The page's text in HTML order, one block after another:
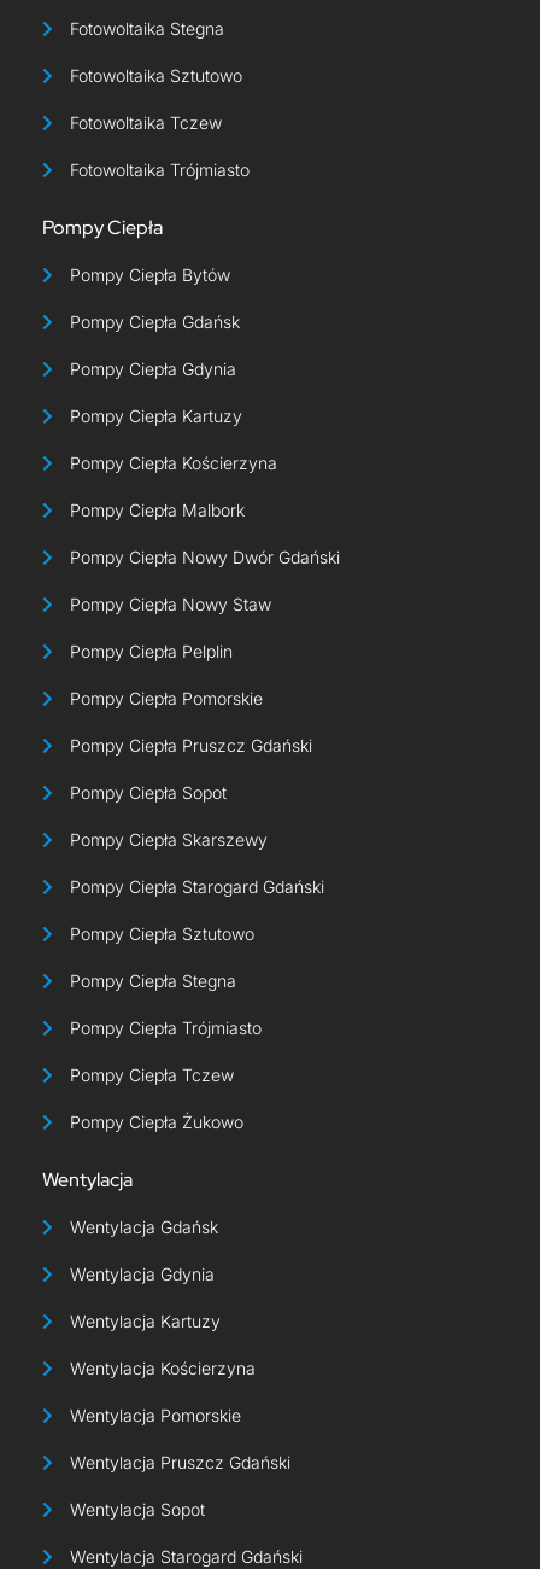
Fotowoltaika Stegna
Fotowoltaika Sztutowo
Fotowoltaika Tczew
Fotowoltaika Trójmiasto
Pompy Ciepła
Pompy Ciepła Bytów
Pompy Ciepła Gdańsk
Pompy Ciepła Gdynia
Pompy Ciepła Kartuzy
Pompy Ciepła Kościerzyna
Pompy Ciepła Malbork
Pompy Ciepła Nowy Dwór Gdański
Pompy Ciepła Nowy Staw
Pompy Ciepła Pelplin
Pompy Ciepła Pomorskie
Pompy Ciepła Pruszcz Gdański
Pompy Ciepła Sopot
Pompy Ciepła Skarszewy
Pompy Ciepła Starogard Gdański
Pompy Ciepła Sztutowo
Pompy Ciepła Stegna
Pompy Ciepła Trójmiasto
Pompy Ciepła Tczew
Pompy Ciepła Żukowo
Wentylacja
Wentylacja Gdańsk
Wentylacja Gdynia
Wentylacja Kartuzy
Wentylacja Kościerzyna
Wentylacja Pomorskie
Wentylacja Pruszcz Gdański
Wentylacja Sopot
Wentylacja Starogard Gdański